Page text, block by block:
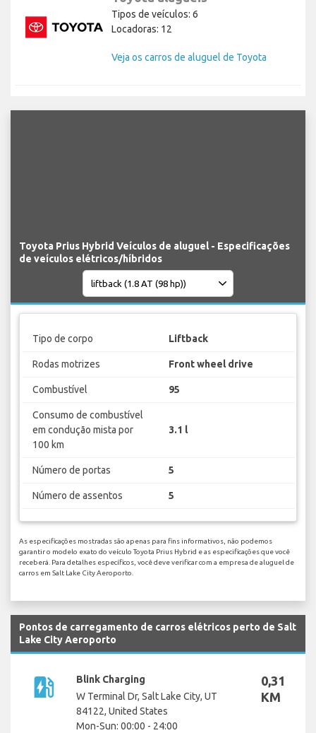
Tipos de veículos: 6
Locadoras: 12
Veja os carros de aluguel de Toyota
Toyota Prius Hybrid Veículos de aluguel - Especificações
de veículos elétricos/híbridos
Tipo de corpo Liftback
Rodas motrizes Front wheel drive
Combustível 95
Consumo de combustível
em condução mista por
100 km
3.1 l
Número de portas 5
Número de assentos 5
As especificações mostradas são apenas para fins informativos, não podemos
garantir o modelo exato do veículo Toyota Prius Hybrid e as especificações que você
receberá. Para detalhes específicos, você deve verificar com a empresa de aluguel de
carros em Salt Lake City Aeroporto.
Pontos de carregamento de carros elétricos perto de Salt
Lake City Aeroporto
ev_station
Blink Charging
W Terminal Dr, Salt Lake City, UT
84122, United States
Mon-Sun: 00:00 - 24:00
0,31
KM